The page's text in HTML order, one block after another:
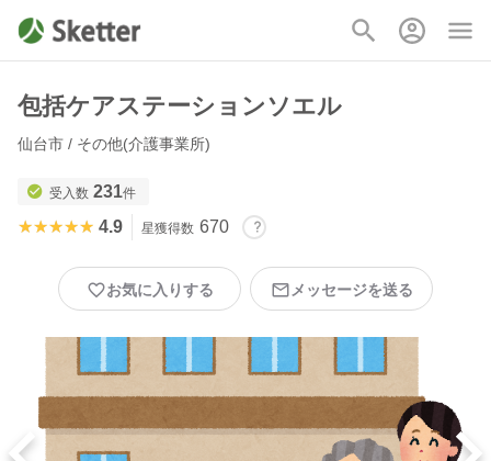
包括ケアステーションソエル
仙台市 / その他(介護事業所)
受入数 231件
★★★★★
★★★★★ 4.9 星獲得数 670
お気に入りする メッセージを送る